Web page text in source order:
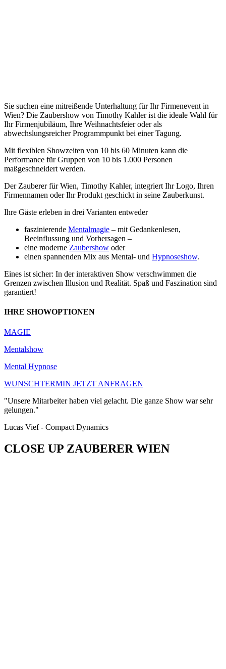
Sie suchen eine mitreißende Unterhaltung für Ihr Firmenevent in
Wien? Die Zaubershow von Timothy Kahler ist die ideale Wahl für
Ihr Firmenjubiläum, Ihre Weihnachtsfeier oder als
abwechslungsreicher Programmpunkt bei einer Tagung.
Mit flexiblen Showzeiten von 10 bis 60 Minuten kann die
Performance für Gruppen von 10 bis 1.000 Personen
maßgeschneidert werden.
Der Zauberer für Wien, Timothy Kahler, integriert Ihr Logo, Ihren
Firmennamen oder Ihr Produkt geschickt in seine Zauberkunst.
Ihre Gäste erleben in drei Varianten entweder
faszinierende Mentalmagie – mit Gedankenlesen,
Beeinflussung und Vorhersagen –
eine moderne Zaubershow oder
einen spannenden Mix aus Mental- und Hypnoseshow.
Eines ist sicher: In der interaktiven Show verschwimmen die
Grenzen zwischen Illusion und Realität. Spaß und Faszination sind
garantiert!
IHRE SHOWOPTIONEN
MAGIE
Mentalshow
Mental Hypnose
WUNSCHTERMIN JETZT ANFRAGEN
"Unsere Mitarbeiter haben viel gelacht. Die ganze Show war sehr
gelungen."
Lucas Vief - Compact Dynamics
CLOSE UP ZAUBERER WIEN